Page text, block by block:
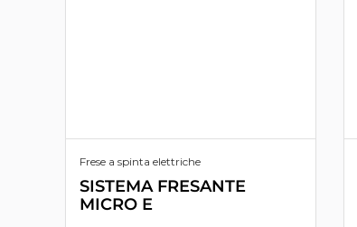
Frese a spinta elettriche
SISTEMA FRESANTE
MICRO E